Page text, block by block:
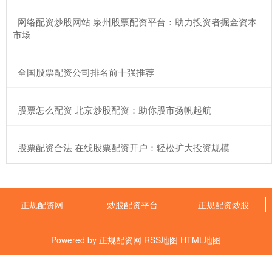
​网络配资炒股网站 泉州股票配资平台：助力投资者掘金资本
市场
​全国股票配资公司排名前十强推荐
​股票怎么配资 北京炒股配资：助你股市扬帆起航
​股票配资合法 在线股票配资开户：轻松扩大投资规模
正规配资网 炒股配资平台 正规配资炒股
Powered by 正规配资网 RSS地图 HTML地图